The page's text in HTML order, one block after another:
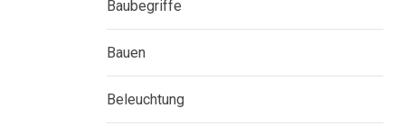
Baubegriffe
Bauen
Beleuchtung